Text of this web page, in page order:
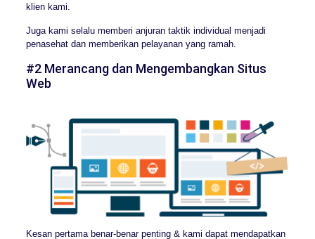
klien kami.
Juga kami selalu memberi anjuran taktik individual menjadi
penasehat dan memberikan pelayanan yang ramah.
#2 Merancang dan Mengembangkan Situs
Web
Kesan pertama benar-benar penting & kami dapat mendapatkan